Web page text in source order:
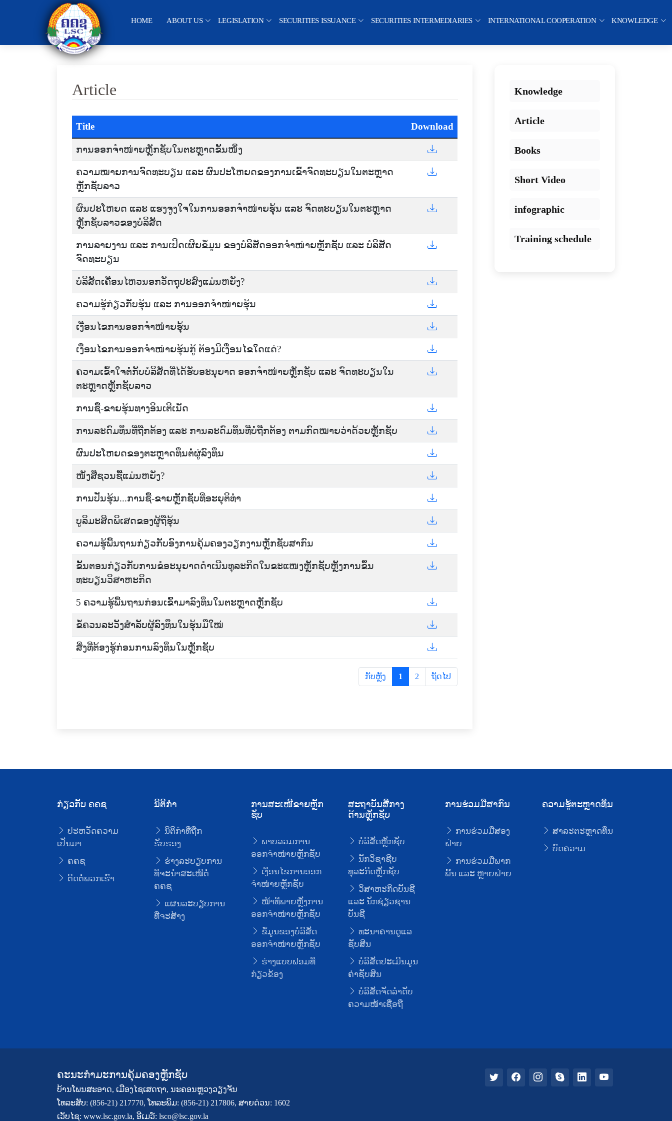
HOME ABOUT US LEGISLATION SECURITIES ISSUANCE SECURITIES INTERMEDIARIES INTERNATIONAL COOPERATION KNOWLEDGE
Article
Title Download
ການອອກຈໍາໜ່າຍຫຼັກຊັບໃນຕະຫຼາດຂັ້ນໜຶ່ງ
ຄວາມໝາຍການຈົດທະບຽນ ແລະ ຜົນປະໂຫຍດຂອງການເຂົ້າຈົດທະບຽນໃນຕະຫຼາດ
ຫຼັກຊັບລາວ
ຜົນປະໂຫຍດ ແລະ ແຮງຈູງໃຈໃນການອອກຈໍາໜ່າຍຮຸ້ນ ແລະ ຈົດທະບຽນໃນຕະຫຼາດ
ຫຼັກຊັບລາວຂອງບໍລິສັດ
ການລາຍງານ ແລະ ການເປີດເຜີຍຂໍ້ມູນ ຂອງບໍລິສັດອອກຈໍາໜ່າຍຫຼັກຊັບ ແລະ ບໍລິສັດ
ຈົດທະບຽນ
ບໍລິສັດເຄື່ອນໄຫວນອກວັດຖຸປະສົງແມ່ນຫຍັງ?
ຄວາມຮູ້ກ່ຽວກັບຮຸ້ນ ແລະ ການອອກຈໍາໜ່າຍຮຸ້ນ
ເງື່ອນໄຂການອອກຈຳໜ່າຍຮຸ້ນ
ເງື່ອນໄຂການອອກຈໍາໜ່າຍຮຸ້ນກູ້ ຕ້ອງມີເງື່ອນໄຂໃດແດ່?
ຄວາມເຂົ້າໃຈຕໍ່ກັບບໍລິສັດທີ່ໄດ້ຮັບອະນຸຍາດ ອອກຈໍາໜ່າຍຫຼັກຊັບ ແລະ ຈົດທະບຽນໃນ
ຕະຫຼາດຫຼັກຊັບລາວ
ການຊື້-ຂາຍຮຸ້ນທາງອິນເຕີເນັດ
ການລະດົມທຶນທີ່ຖືກຕ້ອງ ແລະ ການລະດົມທຶນທີ່ບໍ່ຖືກຕ້ອງ ຕາມກົດໝາຍວ່າດ້ວຍຫຼັກຊັບ
ຜົນປະໂຫຍດຂອງຕະຫຼາດທຶນຕໍ່ຜູ່ລົງທຶນ
ໜັງສືຊວນຊື້ແມ່ນຫຍັງ?
ການປັ່ນຮຸ້ນ...ການຊື້-ຂາຍຫຼັກຊັບທີ່ອະຍຸຕິທຳ
ບູລິມະສິດພິເສດຂອງຜູ້ຖືຮຸ້ນ
ຄວາມຮູ້ພື້ນຖານກ່ຽວກັບອົງການຄຸ້ມຄອງວຽກງານຫຼັກຊັບສາກົນ
ຂັ້ນຕອນກ່ຽວກັບການຂໍອະນຸຍາດດໍາເນີນທຸລະກິດໃນຂະແໜງຫຼັກຊັບຫຼັງການຂຶ້ນ
ທະບຽນວິສາຫະກິດ
5 ຄວາມຮູ້ພື້ນຖານກ່ອນເຂົ້າມາລົງທຶນໃນຕະຫຼາດຫຼັກຊັບ
ຂໍ້ຄວນລະວັງສຳລັບຜູ້ລົງທຶນໃນຮຸ້ນມືໃໝ່
ສິ່ງທີ່ຕ້ອງຮູ້ກ່ອນການລົງທຶນໃນຫຼັກຊັບ
ກັບຫຼັງ 1 2 ຖັດໄປ
Knowledge
Article
Books
Short Video
infographic
Training schedule
ກ່ຽວກັບ ຄຄຊ
ປະຫວັດຄວາມ
ເປັນມາ
ຄຄຊ
ຕິດຕໍ່ພວກເຮົາ
ນິຕິກໍາ
ນິຕິກໍາທີ່ຖືກ
ຮັບຮອງ
ຮ່າງລະບຽບການ
ທີ່ຈະນໍາສະເໜີຕໍ່
ຄຄຊ
ແຜນລະບຽບການ
ທີ່ຈະສ້າງ
ການສະເໜີຂາຍຫຼັກ
ຊັບ
ພາບລວມການ
ອອກຈໍາໜ່າຍຫຼັກຊັບ
ເງື່ອນໄຂການອອກ
ຈໍາໜ່າຍຫຼັກຊັບ
ໜ້າທີ່ພາຍຫຼັງການ
ອອກຈໍາໜ່າຍຫຼັໍກຊັບ
ຂໍ້ມູນຂອງບໍລິສັດ
ອອກຈໍາໜ່າຍຫຼັກຊັບ
ຮ່າງແບບຟອມທີ່
ກ່ຽວຂ້ອງ
ສະຖາບັນສື່ກາງ
ດ້ານຫຼັກຊັບ
ບໍລິສັດຫຼັກຊັບ
ນັກວິຊາຊີບ
ທຸລະກິດຫຼັກຊັບ
ວິສາຫະກິດບັນຊີ
ແລະ ນັກຊ່ຽວຊານ
ບັນຊີ
ທະນາຄານດູແລ
ຊັບສິນ
ບໍລິສັດປະເມີນມູນ
ຄ່າຊັບສິນ
ບໍລິສັດຈັດລໍາດັບ
ຄວາມໜ້າເຊື່ອຖື
ການຮ່ວມມືສາກົນ
ການຮ່ວມມືສອງ
ຝ່າຍ
ການຮ່ວມມືພາກ
ພື້ນ ແລະ ຫຼາຍຝ່າຍ
ຄວາມຮູ້ຕະຫຼາດທຶນ
ສາລະຕະຫຼາດທຶນ
ບົດຄວາມ
ຄະນະກຳມະການຄຸ້ມຄອງຫຼັກຊັບ
ບ້ານໂພນສະອາດ, ເມືອງໄຊເສດຖາ, ນະຄອນຫຼວງວຽງຈັນ
ໂທລະສັບ: (856-21) 217770, ໂທລະພິມ: (856-21) 217806, ສາຍດ່ວນ: 1602
ເວັບໄຊ: www.lsc.gov.la, ອີເມວ໌: lsco@lsc.gov.la